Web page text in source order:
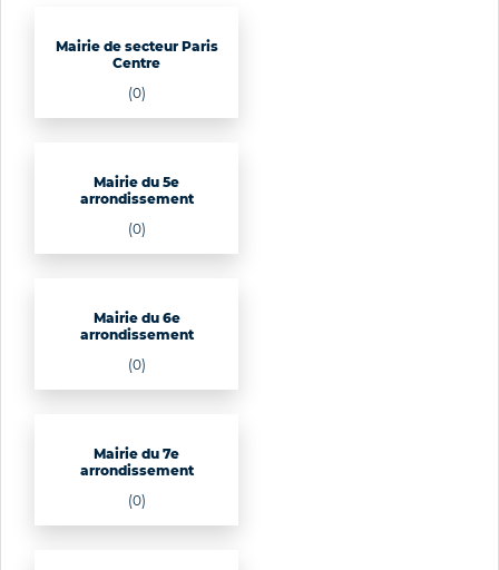
Mairie de secteur Paris
Centre
(0)
Mairie du 5e
arrondissement
(0)
Mairie du 6e
arrondissement
(0)
Mairie du 7e
arrondissement
(0)